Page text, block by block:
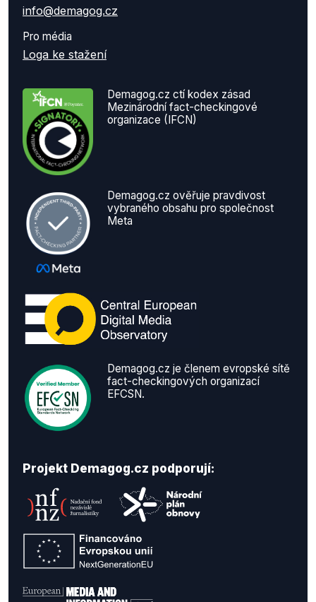
info@demagog.cz
Pro média
Loga ke stažení
Demagog.cz ctí kodex zásad
Mezinárodní fact-checkingové
organizace (IFCN)
Demagog.cz ověřuje pravdivost
vybraného obsahu pro společnost
Meta
Demagog.cz je členem evropské sítě
fact-checkingových organizací
EFCSN.
Projekt Demagog.cz podporují: